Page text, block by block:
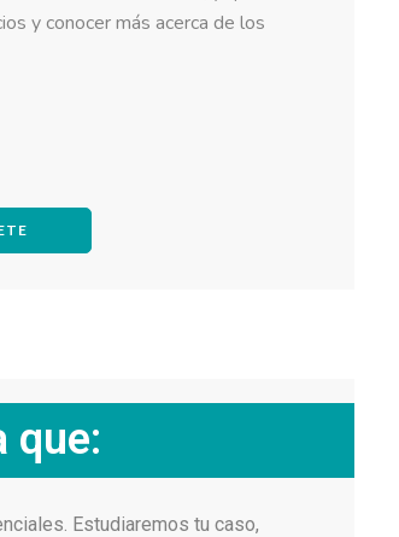
y conocer más acerca de los
que:
Estudiaremos tu caso,